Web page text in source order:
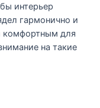
интерьер
гармонично и
комфортным для
на такие